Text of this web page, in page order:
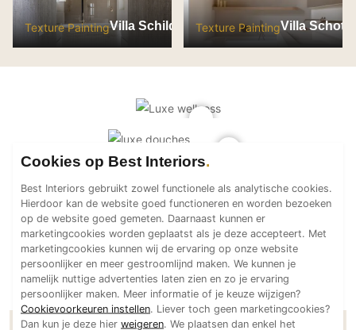
Vloerkleden
Afwerking
Wandafwerking
Natuursteen en keramiek
Leer
Schilderwerk
Stucwerk
Spuitwerk
Technologie
Audio/Video
Thuisbioscoop
Texture PaintingVilla Schilde Texture PaintingVilla
Cookies op Best Interiors
Best Interiors gebruikt zowel functionele als analytische cookies.
Hierdoor kan de website goed functioneren en worden bezoeken
op de website goed gemeten. Daarnaast kunnen er
marketingcookies worden geplaatst als je deze accepteert. Met
marketingcookies kunnen wij de ervaring op onze website
persoonlijker en meer gestroomlijnd maken. We kunnen je
namelijk nuttige advertenties laten zien en zo je ervaring
persoonlijker maken. Meer informatie of je keuze wijzigen?
Cookievoorkeuren instellen. Liever toch geen marketingcookies?
Dan kun je deze hier weigeren. We plaatsen dan enkel het